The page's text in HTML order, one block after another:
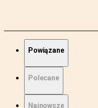
Powiązane
Polecane
Najnowsze